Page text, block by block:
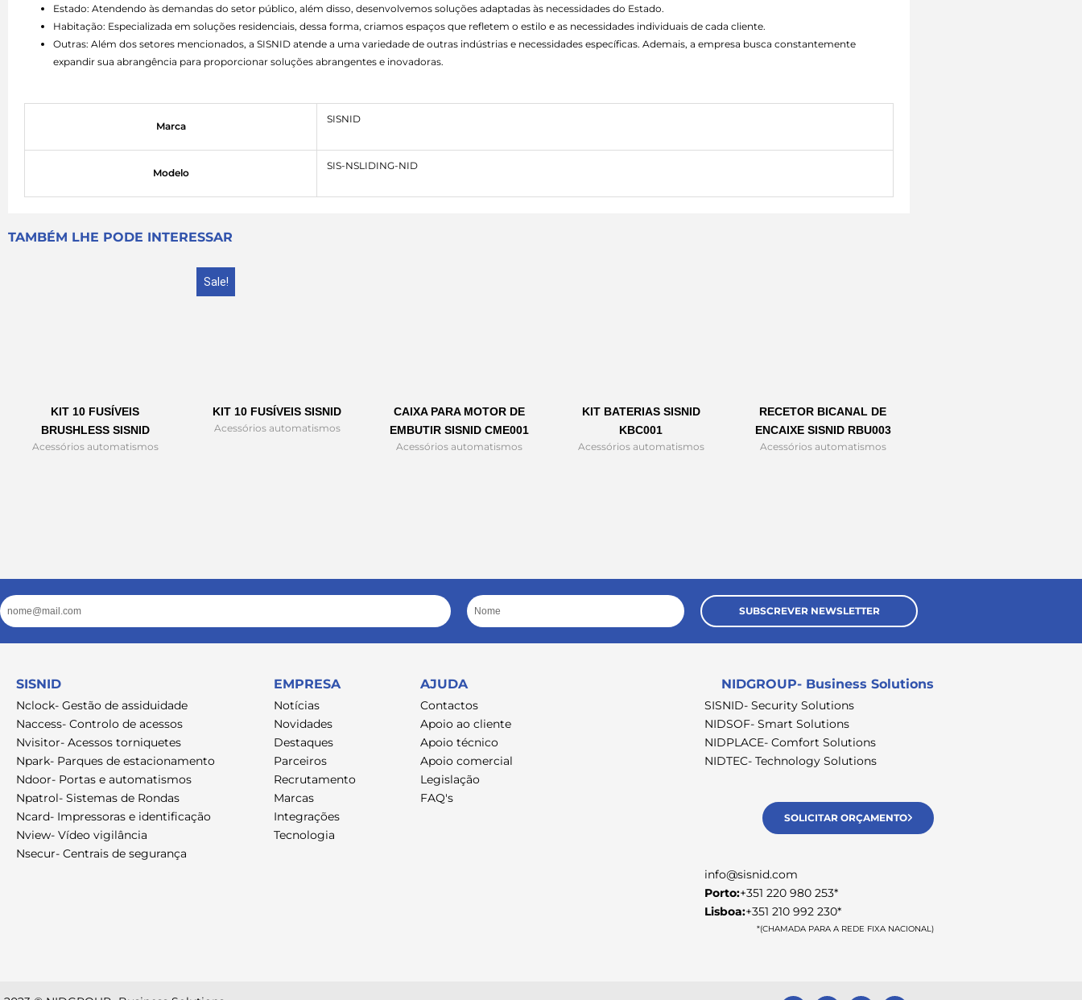
Estado: Atendendo às demandas do setor público, além disso, desenvolvemos soluções adaptadas às necessidades do Estado.
Habitação: Especializada em soluções residenciais, dessa forma, criamos espaços que refletem o estilo e as necessidades individuais de cada cliente.
Outras: Além dos setores mencionados, a SISNID atende a uma variedade de outras indústrias e necessidades específicas. Ademais, a empresa busca constantemente
expandir sua abrangência para proporcionar soluções abrangentes e inovadoras.
Marca
SISNID
Modelo
SIS-NSLIDING-NID
TAMBÉM LHE PODE INTERESSAR
KIT 10 FUSÍVEIS
BRUSHLESS SISNID
Acessórios automatismos
Sale!
KIT 10 FUSÍVEIS SISNID
Acessórios automatismos
CAIXA PARA MOTOR DE
EMBUTIR SISNID CME001
Acessórios automatismos
KIT BATERIAS SISNID
KBC001
Acessórios automatismos
RECETOR BICANAL DE
ENCAIXE SISNID RBU003
Acessórios automatismos
Email Nome
SUBSCREVER NEWSLETTER
SISNID
Nclock- Gestão de assiduidade
Naccess- Controlo de acessos
Nvisitor- Acessos torniquetes
Npark- Parques de estacionamento
Ndoor- Portas e automatismos
Npatrol- Sistemas de Rondas
Ncard- Impressoras e identificação
Nview- Vídeo vigilância
Nsecur- Centrais de segurança
EMPRESA
Notícias
Novidades
Destaques
Parceiros
Recrutamento
Marcas
Integrações
Tecnologia
AJUDA
Contactos
Apoio ao cliente
Apoio técnico
Apoio comercial
Legislação
FAQ's
NIDGROUP- Business Solutions
SISNID- Security Solutions
NIDSOF- Smart Solutions
NIDPLACE- Comfort Solutions
NIDTEC- Technology Solutions
SOLICITAR ORÇAMENTO
info@sisnid.com
Porto:+351 220 980 253*
Lisboa:+351 210 992 230*
*(CHAMADA PARA A REDE FIXA NACIONAL)